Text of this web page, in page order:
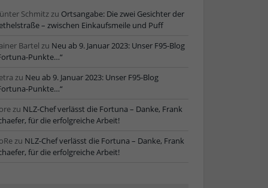
Schmitzzu Ortsangabe: Die zwei Gesichter der
– zwischen Einkaufsmeile und Puff
Bartel zu Neu ab 9. Januar 2023: Unser F95-Blog
Punkte…“
zu Neu ab 9. Januar 2023: Unser F95-Blog
Punkte…“
zu NLZ-Chef verlässt die Fortuna – Danke, Frank
für die erfolgreiche Arbeit!
zu NLZ-Chef verlässt die Fortuna – Danke, Frank
für die erfolgreiche Arbeit!